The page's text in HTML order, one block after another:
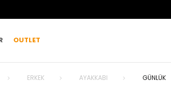
OUTLET
ERKEK AYAKKABI GÜNLÜK